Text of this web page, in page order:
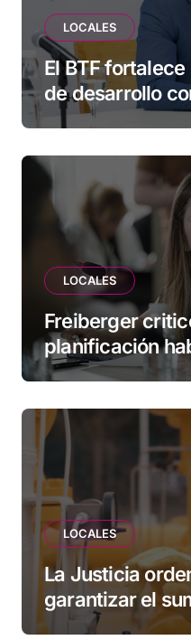
LOCALES
El BTF
de desarrollo
herramientas
LOCALES
Freiberger
planificación
Municipio:
esperando”
LOCALES
La Justicia
garantizar el
una familia de